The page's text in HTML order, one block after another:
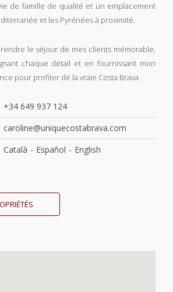
de famille de qualité et un emplacement
et les Pyrénées à proximité.
le séjour de mes clients mémorable,
chaque détail et en fournissant mon
pour profiter de la vraie Costa Brava.
+34 649 937 124
caroline@uniquecostabrava.com
Català Español English